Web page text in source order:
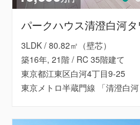
パークハウス清澄白河
3LDK / 80.82㎡（壁芯）
築16年, 21階 / RC 35階建て
東京都江東区白河4丁目9-25
東京メトロ半蔵門線 「清澄白